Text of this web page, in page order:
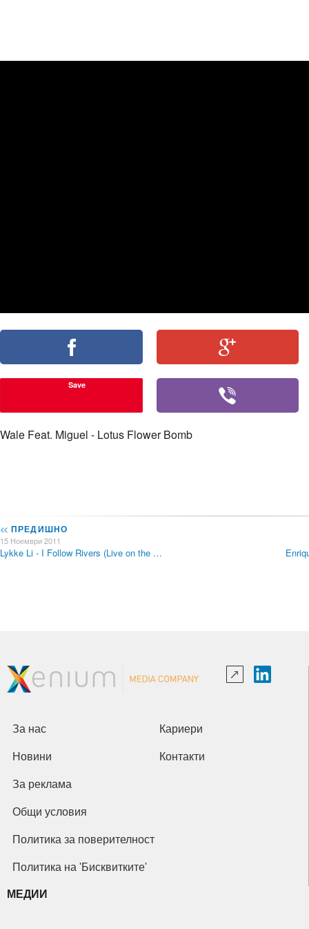
Save
Wale Feat. Miguel - Lotus Flower Bomb
<< ПРЕДИШНО
15 Ноември 2011
Lykke Li - I Follow Rivers (Live on the …
За нас Кариери
Новини Контакти
За реклама
Общи условия
Политика за поверителност
Политика на 'Бисквитките'
МЕДИИ